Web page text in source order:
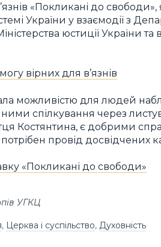
«Покликані до свободи»,
України у взаємодії з
юстиції України та
вірних для в’язнів
можливістю для людей
з ними спілкування через
Костянтина, є добрими
провід досвідчених
«Покликані до свободи»
УГКЦ
, Церква і суспільство, Духовність